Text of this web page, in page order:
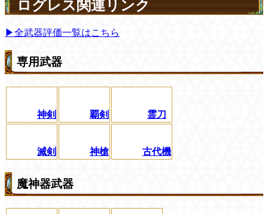
ログレス関連リンク
▶全武器評価一覧はこちら
専用武器
神剣 覇剣 霊刀
滅剣 神槍 古代機
魔神器武器